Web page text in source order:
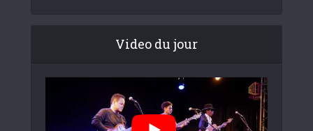
Video du jour